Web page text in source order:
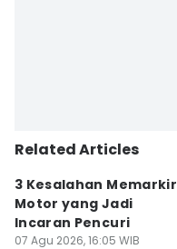
Editor
Editor
Uswatun Khasanah
Related Articles
3 Kesalahan Memarkir
Motor yang Jadi
Incaran Pencuri
07 Agu 2026, 16:05 WIB